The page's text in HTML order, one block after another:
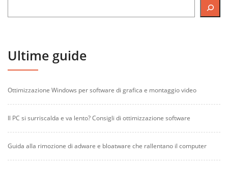
Ultime guide
Ottimizzazione Windows per software di grafica e montaggio video
Il PC si surriscalda e va lento? Consigli di ottimizzazione software
Guida alla rimozione di adware e bloatware che rallentano il computer